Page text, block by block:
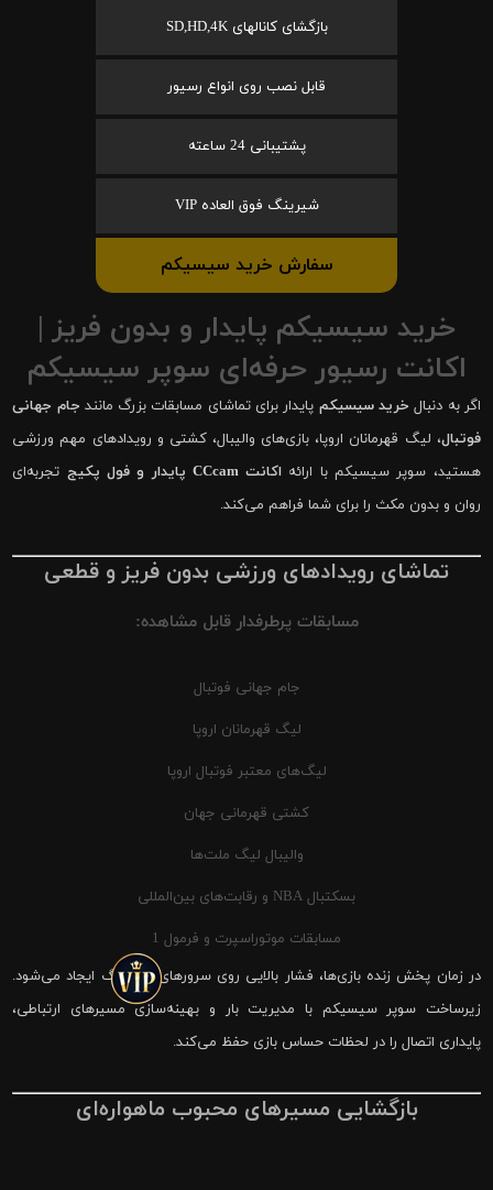
بازگشای کانالهای SD,HD,4K
قابل نصب روی انواع رسیور
پشتیبانی 24 ساعته
شیرینگ فوق العاده VIP
سفارش خرید سیسیکم
خرید سیسیکم پایدار و بدون فریز |
اکانت رسیور حرفه‌ای سوپر سیسیکم
اگر به دنبال خرید سیسیکم پایدار برای تماشای مسابقات بزرگ مانند جام جهانی
فوتبال، لیگ قهرمانان اروپا، بازی‌های والیبال، کشتی و رویدادهای مهم ورزشی
هستید، سوپر سیسیکم با ارائه اکانت CCcam پایدار و فول پکیج
تجربه‌ای
روان و بدون مکث را برای شما فراهم می‌کند.
تماشای رویدادهای ورزشی بدون فریز و قطعی
مسابقات پرطرفدار قابل مشاهده:
جام جهانی فوتبال
لیگ قهرمانان اروپا
لیگ‌های معتبر فوتبال اروپا
کشتی قهرمانی جهان
والیبال لیگ ملت‌ها
بسکتبال NBA و رقابت‌های بین‌المللی
مسابقات موتوراسپرت و فرمول 1
در زمان پخش زنده بازی‌ها، فشار بالایی روی سرورهای شیرینگ ایجاد می‌شود.
زیرساخت سوپر سیسیکم با مدیریت بار و بهینه‌سازی مسیرهای ارتباطی،
پایداری اتصال را در لحظات حساس بازی حفظ می‌کند.
بازگشایی مسیرهای محبوب ماهواره‌ای